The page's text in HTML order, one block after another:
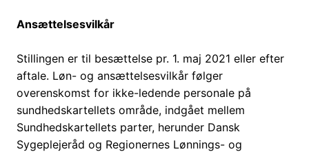
Ansættelsesvilkår
Stillingen er til besættelse pr. 1. maj 2021 eller efter
aftale. Løn- og ansættelsesvilkår følger
overenskomst for ikke-ledende personale på
sundhedskartellets område, indgået mellem
Sundhedskartellets parter, herunder Dansk
Sygeplejeråd og Regionernes Lønnings- og